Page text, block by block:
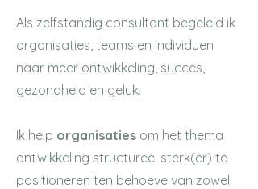
Als zelfstandig consultant begeleid ik
organisaties, teams en individuen
naar meer ontwikkeling, succes,
gezondheid en geluk.
Ik help organisaties om het thema
ontwikkeling structureel sterk(er) te
positioneren ten behoeve van zowel